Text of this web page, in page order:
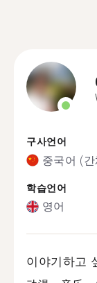
구사언어
중국어 (간
학습언어
영어
이야기하고